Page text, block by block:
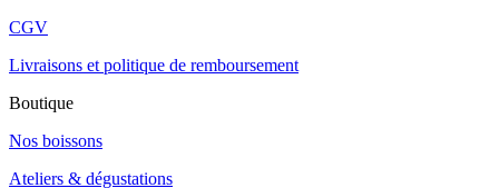
CGV
Livraisons et politique de remboursement
Boutique
Nos boissons
Ateliers & dégustations